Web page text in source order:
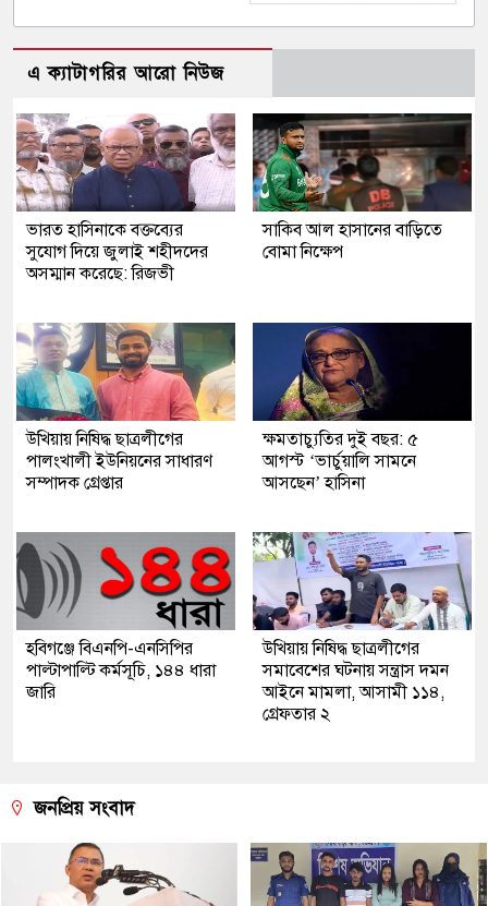
এ ক্যাটাগরির আরো নিউজ
ভারত হাসিনাকে বক্তব্যের
সুযোগ দিয়ে জুলাই শহীদদের
অসম্মান করেছে: রিজভী
সাকিব আল হাসানের বাড়িতে
বোমা নিক্ষেপ
উখিয়ায় নিষিদ্ধ ছাত্রলীগের
পালংখালী ইউনিয়নের সাধারণ
সম্পাদক গ্রেপ্তার
ক্ষমতাচ্যুতির দুই বছর: ৫
আগস্ট ‘ভার্চুয়ালি সামনে
আসছেন’ হাসিনা
হবিগঞ্জে বিএনপি-এনসিপির
পাল্টাপাল্টি কর্মসূচি, ১৪৪ ধারা
জারি
উখিয়ায় নিষিদ্ধ ছাত্রলীগের
সমাবেশের ঘটনায় সন্ত্রাস দমন
আইনে মামলা, আসামী ১১৪,
গ্রেফতার ২
জনপ্রিয় সংবাদ